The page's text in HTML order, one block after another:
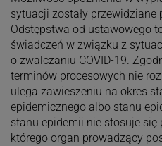
sytuacji zostały przewidziane
Odstępstwa od ustawowego
świadczeń w związku z
o zwalczaniu COVID-19.
terminów procesowych nie
ulega zawieszeniu na okres
epidemicznego albo stanu
stanu epidemii nie stosuje się
którego organ prowadzący